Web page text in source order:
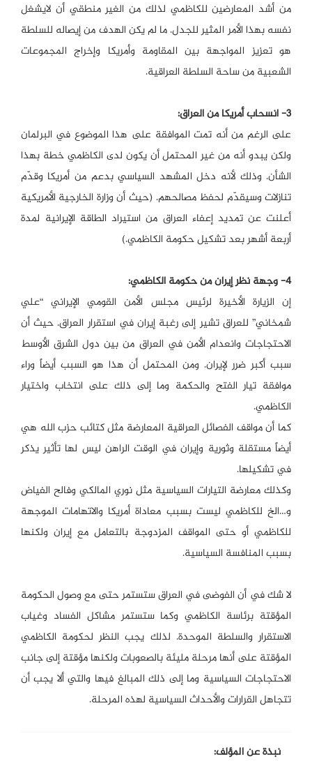
من أشد المعارضين للكاظمي لذلك من الغير منطقي أن لايشغل
نفسه بهذا الأمر المثير للجدل. ما لم يكن الهدف من إيصاله للسلطة
هو تعزيز المواجهة بين المقاومة وأمريكا وإخراج المجموعات
الشعبية من ساحة السلطة العراقية.
3- انسحاب أمريكا من العراق:
على الرغم من أنه تمت الموافقة على هذا الموضوع في البرلمان
ولكن يبدو أنه من غير المحتمل أن يكون لدى الكاظمي خطة بهذا
الشأن. وذلك لأنه دخل المشهد السياسي بدعم من أمريكا وقدّم
تنازلات وسيقدّم لحفظ مصالحهم. (حيث أن وزارة الخارجية الأمريكية
أعلنت عن تمديد إعفاء العراق من استيراد الطاقة الإيرانية لمدة
أربعة أشهر بعد تشكيل حكومة الكاظمي.)
4- وجهة نظر إيران من حكومة الكاظمي:
إن الزيارة الأخيرة لرئيس مجلس الأمن القومي الإيراني “علي
شمخاني” للعراق تشير إلى رغبة إيران في استقرار العراق. حيث أن
الاحتجاجات وانعدام الأمن في العراق من بين دول الشرق الأوسط
سبب أكبر ضرر لإيران. ومن المحتمل أن هذا هو السبب أيضاً وراء
موافقة تيار الفتح والحكمة وما إلى ذلك على انتخاب واختيار
الكاظمي.
كما أن مواقف الفصائل العراقية المعارضة مثل كتائب حزب الله هي
أيضاً مستقلة وثورية وإيران في الوقت الراهن ليس لها تأثير يذكر
في تشكيلها.
وكذلك معارضة التيارات السياسية مثل نوري المالكي وفالح الفياض
و…الخ للكاظمي ليست بسبب معاداة أمريكا والاتهامات الموجهة
للكاظمي أو حتى المواقف المزدوجة بالتعامل مع إيران ولكنها
بسبب المنافسة السياسية.
لا شك في أن الفوضى في العراق ستستمر حتى مع وصول الحكومة
المؤقتة برئاسة الكاظمي وكما ستستمر مشاكل الفساد وغياب
الاستقرار والسلطة الموحدة. لذلك يجب النظر لحكومة الكاظمي
المؤقتة على أنها مرحلة مليئة بالصعوبات ولكنها مؤقتة إلى جانب
الاحتجاجات السياسية وما إلى ذلك المبالغ فيها والتي ألا يجب أن
تتجاهل القرارات والأحداث السياسية لهذه المرحلة.
نبذة عن المؤلف: